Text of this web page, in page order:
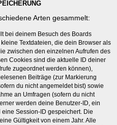
Arten gesammelt:
bei deinem Besuch des Boards
Textdateien, die dein Browser als
zwischen den einzelnen Aufrufen des
Cookies sind die aktuelle ID deiner
zugeordnet werden können),
Beiträge (zur Markierung
du nicht angemeldet bist) sowie
an Umfragen (sofern du nicht
werden deine Benutzer-ID, ein
Session-ID gespeichert. Die
Gültigkeit von einem Jahr. Alle